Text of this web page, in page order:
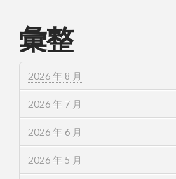
彙整
2026 年 8 月
2026 年 7 月
2026 年 6 月
2026 年 5 月